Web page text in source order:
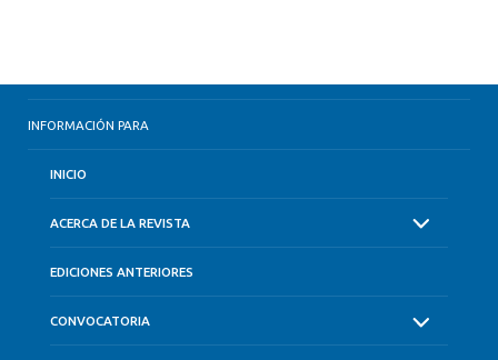
INFORMACIÓN PARA
INICIO
ACERCA DE LA REVISTA
EDICIONES ANTERIORES
CONVOCATORIA